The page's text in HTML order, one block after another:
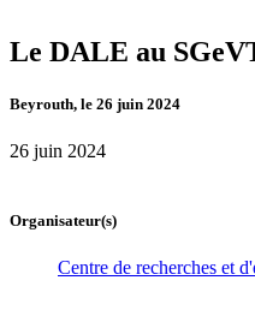
Le DALE au
Beyrouth, le 26 juin 2024
26 juin 2024
Organisateur(s)
Centre de recherches et